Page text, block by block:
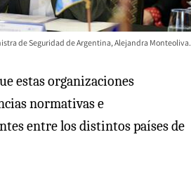
de Seguridad de Argentina, Alejandra Monteoliva.
estas organizaciones
normativas e
entre los distintos países de